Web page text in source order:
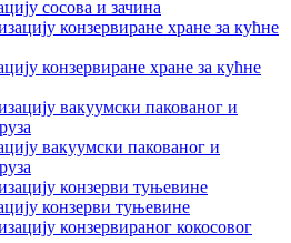
сосова и зачина
конзервиране хране за кућне
вакуумски пакованог и
конзерви туњевине